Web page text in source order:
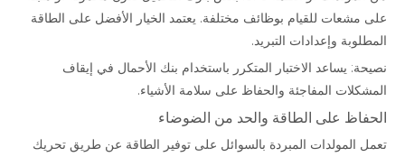
على مشعات للقيام بوظائف مختلفة. يعتمد الخيار الأفضل على الطاقة
المطلوبة وإعدادات التبريد.
نصيحة: يساعد الاختبار المتكرر باستخدام بنك الأحمال في إيقاف
المشكلات المفاجئة والحفاظ على سلامة الأشياء.
الحفاظ على الطاقة والحد من الضوضاء
تعمل المولدات المبردة بالسوائل على توفير الطاقة عن طريق تحريك